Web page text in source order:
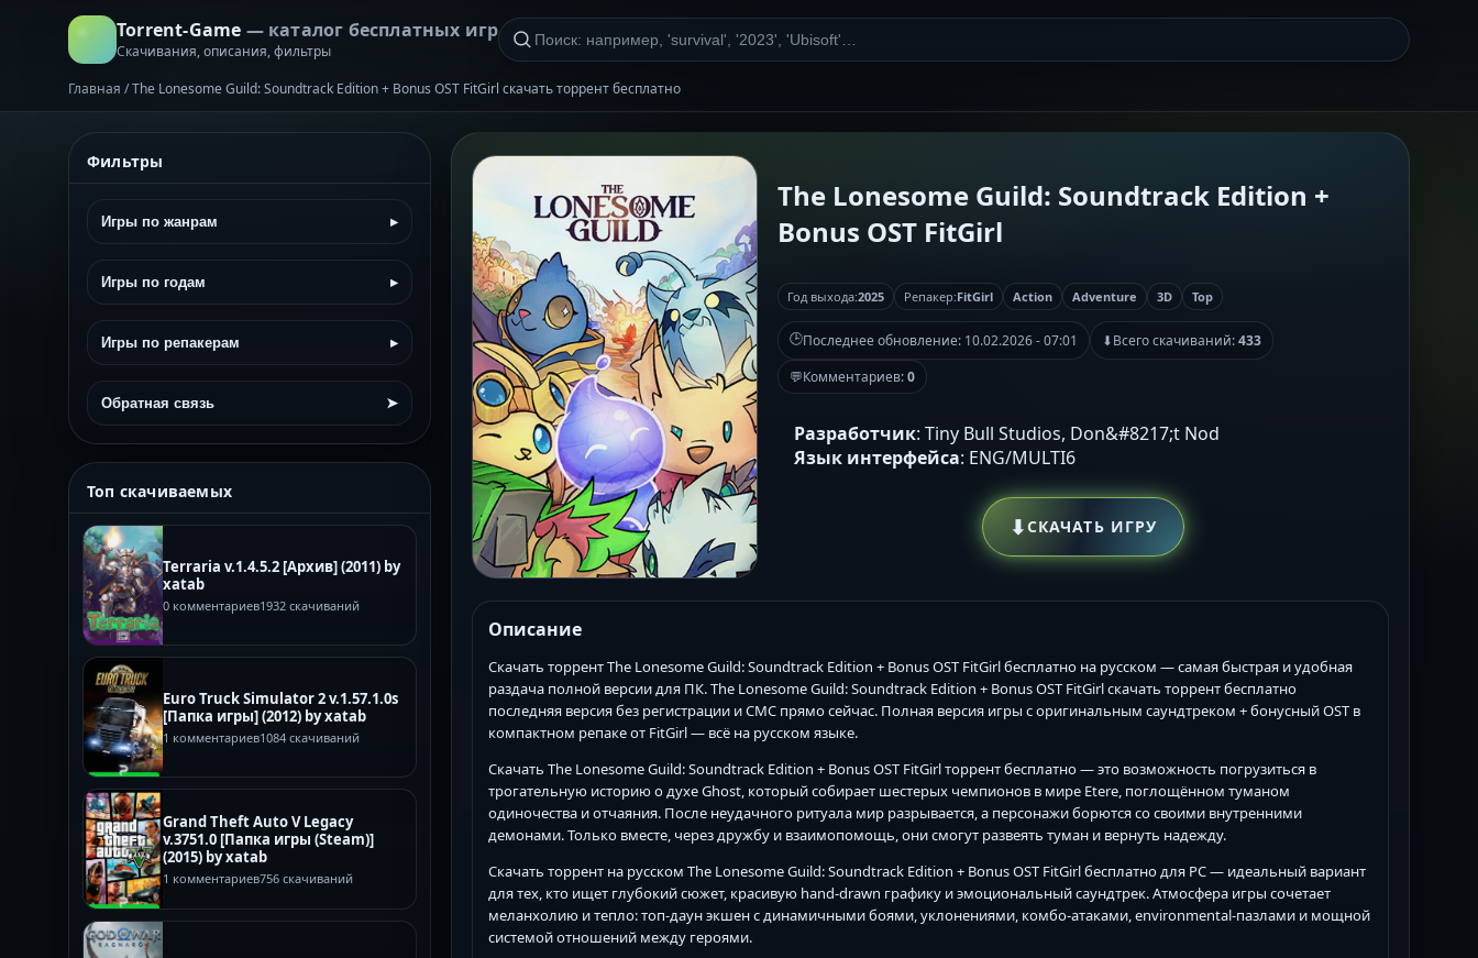
Torrent-Game — каталог бесплатных игр
Скачивания, описания, фильтры
Главная /The Lonesome Guild: Soundtrack Edition + Bonus OST FitGirl скачать торрент бесплатно
Фильтры
Игры по жанрам ▸
Игры по годам ▸
Игры по репакерам ▸
Обратная связь ➤
Топ скачиваемых
Terraria v.1.4.5.2 [Архив] (2011) by
xatab
0 комментариев1932 скачиваний
Euro Truck Simulator 2 v.1.57.1.0s
[Папка игры] (2012) by xatab
1 комментариев1084 скачиваний
Grand Theft Auto V Legacy
v.3751.0 [Папка игры (Steam)]
(2015) by xatab
1 комментариев756 скачиваний
The Lonesome Guild: Soundtrack Edition +
Bonus OST FitGirl
Год выхода:2025 Репакер:FitGirl Action Adventure 3D Top
🕒Последнее обновление: 10.02.2026 - 07:01 ⬇Всего скачиваний:433
💬Комментариев:0
Разработчик: Tiny Bull Studios, Don&#8217;t Nod
Язык интерфейса: ENG/MULTI6
⬇СКАЧАТЬ ИГРУ
Описание
Скачать торрент The Lonesome Guild: Soundtrack Edition + Bonus OST FitGirl бесплатно на русском — самая быстрая и удобная
раздача полной версии для ПК. The Lonesome Guild: Soundtrack Edition + Bonus OST FitGirl скачать торрент бесплатно
последняя версия без регистрации и СМС прямо сейчас. Полная версия игры с оригинальным саундтреком + бонусный OST в
компактном репаке от FitGirl — всё на русском языке.
Скачать The Lonesome Guild: Soundtrack Edition + Bonus OST FitGirl торрент бесплатно — это возможность погрузиться в
трогательную историю о духе Ghost, который собирает шестерых чемпионов в мире Etere, поглощённом туманом
одиночества и отчаяния. После неудачного ритуала мир разрывается, а персонажи борются со своими внутренними
демонами. Только вместе, через дружбу и взаимопомощь, они смогут развеять туман и вернуть надежду.
Скачать торрент на русском The Lonesome Guild: Soundtrack Edition + Bonus OST FitGirl бесплатно для PC — идеальный вариант
для тех, кто ищет глубокий сюжет, красивую hand-drawn графику и эмоциональный саундтрек. Атмосфера игры сочетает
меланхолию и тепло: топ-даун экшен с динамичными боями, уклонениями, комбо-атаками, environmental-пазлами и мощной
системой отношений между героями.